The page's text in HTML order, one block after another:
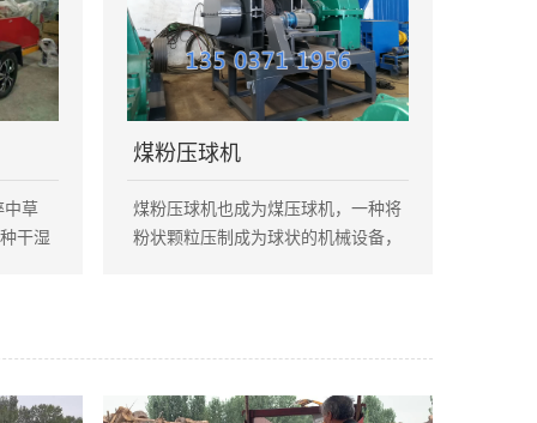
中草
干湿
而增
煤粉压球机
煤粉压球机也成为煤压球机，一种将
粉状颗粒压制成为球状的机械设备，
便，且污染严重，机械专业提供粉状